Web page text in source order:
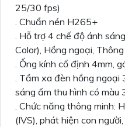
25/30 fps)
. Chuẩn nén H265+
. Hỗ trợ 4 chế độ ánh
Color), Hồng ngoại,
. Ống kính cố định 4mm,
. Tầm xa đèn hồng
sáng ấm thu hình có màu
. Chức năng thông minh:
(IVS), phát hiện con